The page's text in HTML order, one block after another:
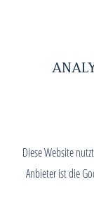
Diese Website
Anbieter ist die